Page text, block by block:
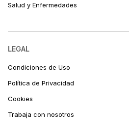
Salud y Enfermedades
LEGAL
Condiciones de Uso
Política de Privacidad
Cookies
Trabaja con nosotros